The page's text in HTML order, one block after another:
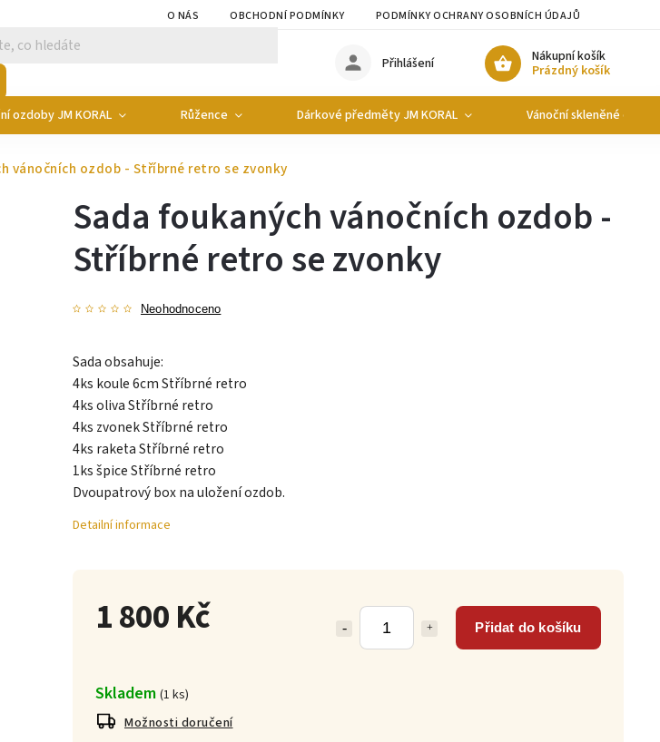
O NÁS OBCHODNÍ PODMÍNKY PODMÍNKY OCHRANY OSOBNÍCH ÚDAJŮ
Nákupní košík
Prázdný košík
Přihlášení
ozdoby JM KORAL Růžence Dárkové předměty JM KORAL Vánoční skleněné
vánočních ozdob - Stříbrné retro se zvonky
1 800 Kč Přidat do košíku
Skladem (1 ks)
Možnosti doručení
Sada foukaných vánočních ozdob -
Stříbrné retro se zvonky
Neohodnoceno
Sada obsahuje:
4ks koule 6cm Stříbrné retro
4ks oliva Stříbrné retro
4ks zvonek Stříbrné retro
4ks raketa Stříbrné retro
1ks špice Stříbrné retro
Dvoupatrový box na uložení ozdob.
Detailní informace